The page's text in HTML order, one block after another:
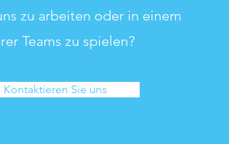
zu arbeiten oder in einem
Teams zu spielen?
Kontaktieren Sie uns